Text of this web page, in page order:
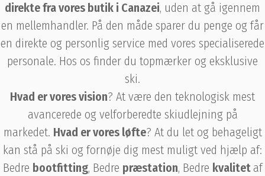
direkte fra vores butik i Canazei, uden at gå igennem
en mellemhandler. På den måde sparer du penge og får
en direkte og personlig service med vores specialiserede
personale. Hos os finder du topmærker og eksklusive
ski.
Hvad er vores vision? At være den teknologisk mest
avancerede og velforberedte skiudlejning på
markedet. Hvad er vores løfte? At du let og behageligt
kan stå på ski og fornøje dig mest muligt ved hjælp af:
Bedre bootfitting, Bedre præstation, Bedre kvalitetaf